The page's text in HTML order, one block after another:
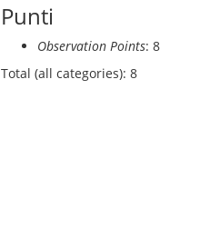
Punti
Observation Points: 8
Total (all categories): 8